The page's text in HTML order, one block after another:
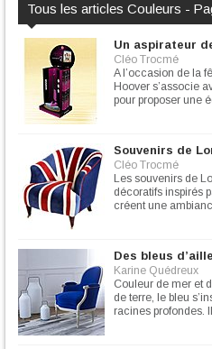
Tous les articles Couleurs -
Un aspirateur
Cléo Trocmé
A l’occasion de la
Hoover s’associe
pour proposer une
Souvenirs de
Cléo Trocmé
Les souvenirs de
décoratifs inspirés
créent une
Des bleus
Karine Quédreux
Couleur de mer et
de terre, le bleu
racines profondes.